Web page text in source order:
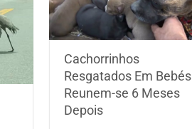
Cachorrinhos
Resgatados Em Bebés
Reunem-se 6 Meses
Depois